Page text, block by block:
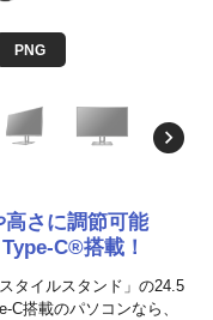
PNGEPS形式
EPS形式
EPS形式
EPS形式
EPS形式
EPS形式
EPS形式
さに調節可能
C®搭載！
タイルスタンド」の24.5
C搭載のパソコンなら、